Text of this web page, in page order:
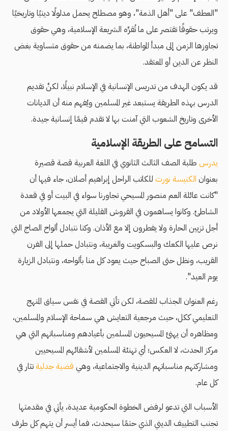
"العطف" على "أهل الذمة"، وهو مصطلح يحمل مدلولًا دينيًا وتاريخيًا
ويرتب حقوقًا تقتصر على ما تُقرِّه الشريعة الإسلامية، وهي حقوق
تجاوزها الزمن إلى مبدأ المواطنة، بما يضمنه من حقوق متساوية بغض
النظر عن الدين أو المعتقد.
قد يكون الهدف من تدريس الإنسانية في الإسلام نبيلًا، لكنَّ تقديم
الدرس بهذه الطريقة يستبعد غير المسلمين ويُفهم منه أن الديانات
الأخرى وتاريخ الشعوب التي آمنت بها لا تقدم قيمًا إنسانية جيدة.
التسامح على الطريقة الإسلامية
يدرس طلبة الصف الثالث الثانوي في اللغة العربية قصة قصيرة
بعنوان الكنيسة نورت للكاتب الراحل إبراهيم أصلان، جاء فيها أن
"كانت عائلة العم منصور المسيحي تجاورنا سواء في البيت أو في قعدة
الشاطئ. وكانوا يساهمون في القروش القليلة التي يجمعها الأولاد من
أجل تزيين الحارة ولا يفطرون إلا مع الأذان. وكنا نتبادل ألواح الصاج التي
نرص عليها الكعك والبسكويت والغريبة، ونتبادل حملها إلى الفرن
القريب، ونظل حتى الصباح حيث يعود كل منا بألواحه، ونتبادل الزيارة
يوم العيد".
رغم العنوان الجذاب للقصة، لكن تأتي القصة في نفس سياق المنهج
التعليمي ككل، حيث مرجعية التعايش هي سماحة الإسلام والمسلمين،
ومظاهره أن يهنئ المسيحيون المسلمين بأعيادهم ومناسباتهم التي هي
مركز الحدث، لا العكس؛ أي تهنئة المسلمين لأشقائهم المسيحيين
ومشاركتهم مناسباتهم الدينية والاجتماعية، وهي قضية جدلية تثار في
كل عام.
الأسباب التي تدعو لرفض الخطوة الحكومية عديدة، يأتي في مقدمتها
تجنب التطييف الديني الذي حتمًا سيحدث، فما أيسر أن يتهم كل طرف